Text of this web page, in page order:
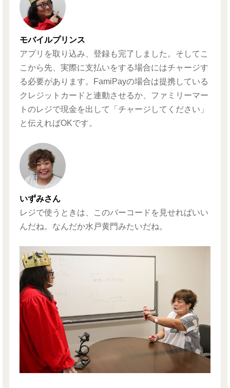
モバイルプリンス
アプリを取り込み、登録も完了しました。そしてこ
こから先、実際に支払いをする場合にはチャージす
る必要があります。FamiPayの場合は提携している
クレジットカードと連動させるか、ファミリーマー
トのレジで現金を出して「チャージしてください」
と伝えればOKです。
いずみさん
レジで使うときは、このバーコードを見せればいい
んだね。なんだか水戸黄門みたいだね。